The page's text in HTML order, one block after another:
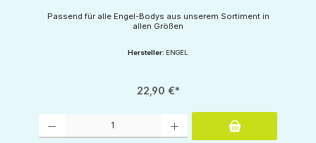
Passend für alle Engel-Bodys aus unserem Sortiment in
allen Größen
Hersteller: ENGEL
22,90 €*